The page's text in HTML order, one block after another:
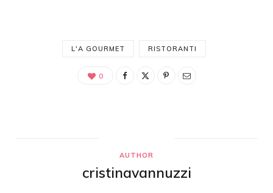
L'A GOURMET RISTORANTI
0
AUTHOR
cristinavannuzzi